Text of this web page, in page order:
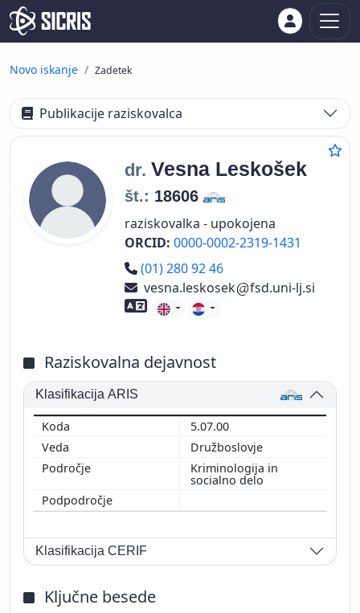
Novo iskanje Zadetek
Publikacije raziskovalca
dr. Vesna Leskošek
št.: 18606
raziskovalka - upokojena
ORCID: 0000-0002-2319-1431
Telefon
(01) 280 92 46
vesna.leskosek
fsd.uni-lj.si
Znanje tujih jezikov
Raziskovalna dejavnost
Klasifikacija ARIS
5.07.00
Družboslovje
Kriminologija in
socialno delo
Klasifikacija CERIF
Ključne besede